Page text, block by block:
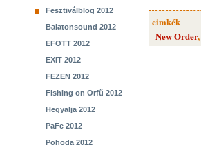
Fesztiválblog 2012
Balatonsound 2012
EFOTT 2012
EXIT 2012
FEZEN 2012
Fishing on Orfű 2012
Hegyalja 2012
PaFe 2012
Pohoda 2012
cimkék
New Order,